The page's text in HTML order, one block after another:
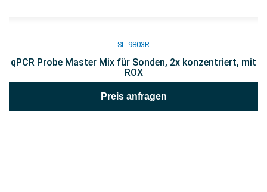
SL-9803R
qPCR Probe Master Mix für Sonden, 2x konzentriert, mit
ROX
Preis anfragen